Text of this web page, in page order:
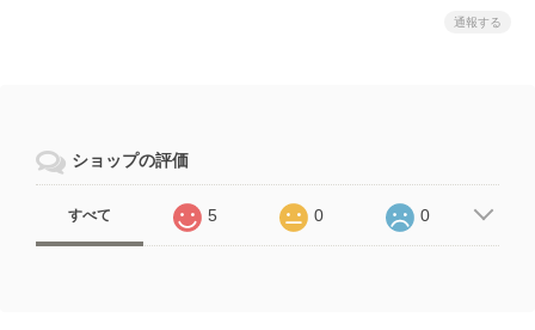
通報する
ショップの評価
すべて 5 0 0